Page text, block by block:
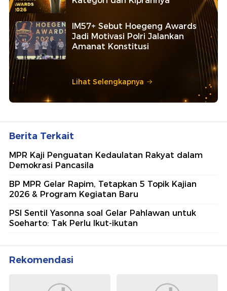
IM57+ Sebut Hoegeng Awards
Jadi Motivasi Polri Jalankan
Amanat Konstitusi
Lihat Selengkapnya
Berita Terkait
MPR Kaji Penguatan Kedaulatan Rakyat dalam
Demokrasi Pancasila
BP MPR Gelar Rapim, Tetapkan 5 Topik Kajian
2026 & Program Kegiatan Baru
PSI Sentil Yasonna soal Gelar Pahlawan untuk
Soeharto: Tak Perlu Ikut-ikutan
Rekomendasi